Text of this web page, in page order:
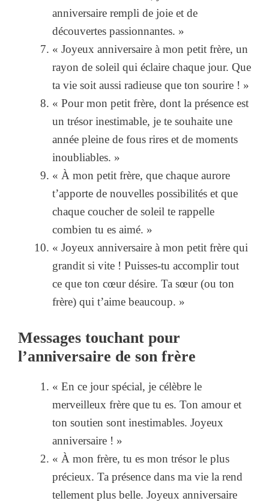
anniversaire rempli de joie et de
découvertes passionnantes. »
« Joyeux anniversaire à mon petit frère, un
rayon de soleil qui éclaire chaque jour. Que
ta vie soit aussi radieuse que ton sourire ! »
« Pour mon petit frère, dont la présence est
un trésor inestimable, je te souhaite une
année pleine de fous rires et de moments
inoubliables. »
« À mon petit frère, que chaque aurore
t’apporte de nouvelles possibilités et que
chaque coucher de soleil te rappelle
combien tu es aimé. »
« Joyeux anniversaire à mon petit frère qui
grandit si vite ! Puisses-tu accomplir tout
ce que ton cœur désire. Ta sœur (ou ton
frère) qui t’aime beaucoup. »
Messages touchant pour
l’anniversaire de son frère
« En ce jour spécial, je célèbre le
merveilleux frère que tu es. Ton amour et
ton soutien sont inestimables. Joyeux
anniversaire ! »
« À mon frère, tu es mon trésor le plus
précieux. Ta présence dans ma vie la rend
tellement plus belle. Joyeux anniversaire